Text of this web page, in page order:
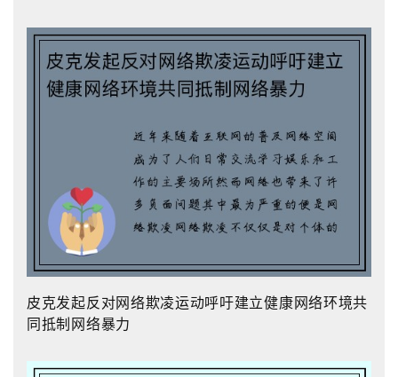
皮克发起反对网络欺凌运动呼吁建立健康网络环境共
同抵制网络暴力